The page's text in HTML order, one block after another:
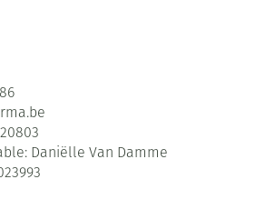
Daniëlle Van Damme